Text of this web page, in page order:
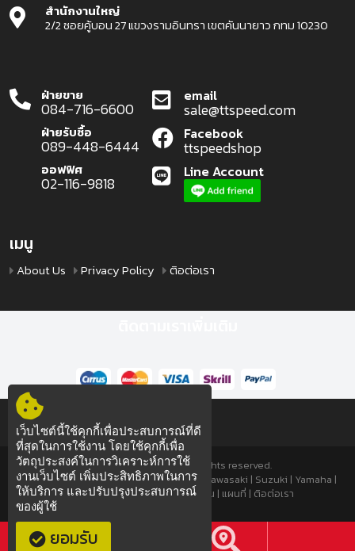
สำนักงานใหญ่
2/2 ซอยคู้บอน 27 แขวงรามอินทรา เขตคันนายาว กทม 10230
ฝ่ายขาย
084-716-6600
ฝ่ายรับซื้อ
089-448-6444
ออฟฟิศ
02-116-9818
email
sale@ttspeed.com
Facebook
ttspeedshop
Line Account
เมนู
About Us Privacy Policy ติอต่อเรา
© 2013 TTSPEED.COM All rights reserved.
มอเตอร์ไซค์| มอเตอร์ไซค์มือสอง| Honda Kawasaki | Suzuki | Yamaha |
About Us|Privacy Policy|โอนเงิน | แผนที่ | ติอต่อเรา
เว็บไซต์นี้ใช้คุกกี้เพื่อประสบการณ์ที่ดี
ที่สุดในการใช้งาน โดยใช้คุกกี้เพื่อ
วัตถุประสงค์ในการวิเคราะห์การใช้
งานเว็บไซต์ เพิ่มประสิทธิภาพในการ
ให้บริการ และปรับปรุงประสบการณ์
ของผู้ใช้
ยอมรับ